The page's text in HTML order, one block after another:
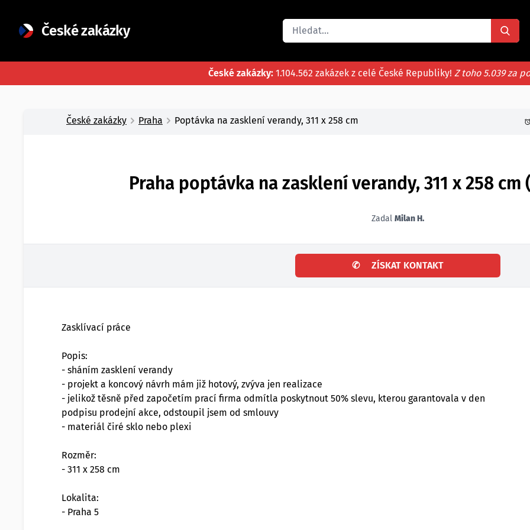
České zakázky
České zakázky: 1.104.562 zakázek z celé České Republiky! Z toho 5.039 za
České zakázky Praha Poptávka na zasklení verandy, 311 x 258 cm
Praha poptávka na zasklení verandy, 311 x 258
Zadal Milan H.
✆ ZÍSKAT KONTAKT
Zasklívací práce
Popis:
- sháním zasklení verandy
- projekt a koncový návrh mám již hotový, zvýva jen realizace
- jelikož těsně před započetím prací firma odmítla poskytnout 50% slevu, kterou garantovala v den
podpisu prodejní akce, odstoupil jsem od smlouvy
- materiál čiré sklo nebo plexi
Rozměr:
- 311 x 258 cm
Lokalita:
- Praha 5